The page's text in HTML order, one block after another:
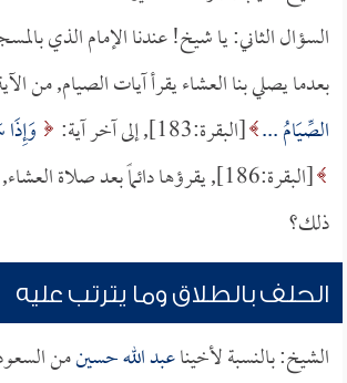
السؤال الثاني: يا شيخ! عندنا الإمام الذي
بعدما يصلي بنا العشاء يقرأ آيات الصيام, من
الصِّيَامُ ... [البقرة:183], إلى آخر آية:
[البقرة:186], يقرؤها دائماً بعد صلاة
ذلك؟
الحلف بالطلاق وما يترتب عليه
الشيخ: بالنسبة لأخيناعبد الله حسينمن